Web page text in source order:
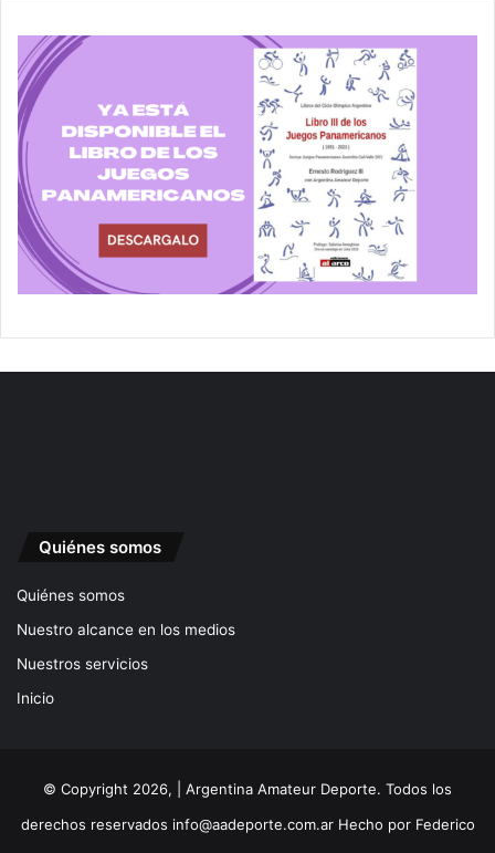
Quiénes somos
Quiénes somos
Nuestro alcance en los medios
Nuestros servicios
Inicio
© Copyright 2026, | Argentina Amateur Deporte. Todos los
derechos reservados info@aadeporte.com.arHecho por Federico